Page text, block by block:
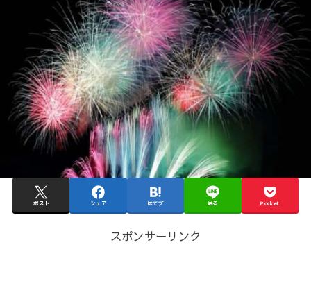
ポスト シェア はてブ 送る Pocket
スポンサーリンク